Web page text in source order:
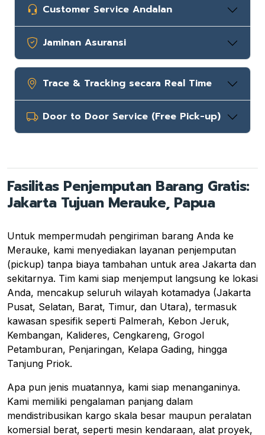
Customer Service Andalan
Jaminan Asuransi
Trace & Tracking secara Real Time
Door to Door Service (Free Pick-up)
Fasilitas Penjemputan Barang Gratis:
Jakarta Tujuan Merauke, Papua
Untuk mempermudah pengiriman barang Anda ke
Merauke, kami menyediakan layanan penjemputan
(pickup) tanpa biaya tambahan untuk area Jakarta dan
sekitarnya. Tim kami siap menjemput langsung ke lokasi
Anda, mencakup seluruh wilayah kotamadya (Jakarta
Pusat, Selatan, Barat, Timur, dan Utara), termasuk
kawasan spesifik seperti Palmerah, Kebon Jeruk,
Kembangan, Kalideres, Cengkareng, Grogol
Petamburan, Penjaringan, Kelapa Gading, hingga
Tanjung Priok.
Apa pun jenis muatannya, kami siap menanganinya.
Kami memiliki pengalaman panjang dalam
mendistribusikan kargo skala besar maupun peralatan
komersial berat, seperti mesin kendaraan, alat proyek,